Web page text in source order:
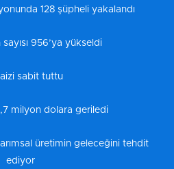
128 şüpheli yakalandı
sayısı 956’ya yükseldi
sabit tuttu
milyon dolara geriledi
üretimin geleceğini tehdit
ediyor